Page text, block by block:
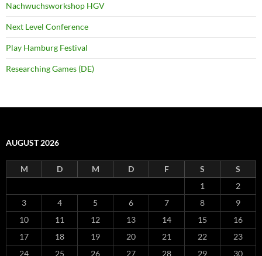
Nachwuchsworkshop HGV
Next Level Conference
Play Hamburg Festival
Researching Games (DE)
AUGUST 2026
M D M D F S
S
1
2
3
4 5 6 7 8
9
10
11 12 13 14 15
16
17
18 19 20 21 22
23
24
25 26 27 28 29
30